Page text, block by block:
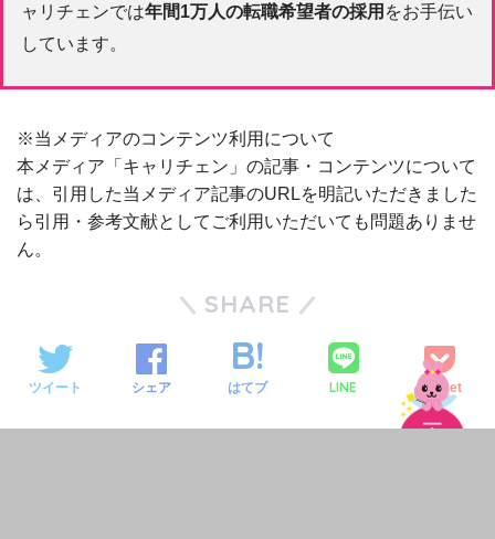
ャリチェンでは年間1万人の転職希望者の採用 をお手伝い
しています。
※当メディアのコンテンツ利用について
本メディア「キャリチェン」の記事・コンテンツについて
は、引用した当メディア記事のURLを明記いただきました
ら引用・参考文献としてご利用いただいても問題ありませ
ん。
SHARE
ツイート シェア はてブ LINE Pocket